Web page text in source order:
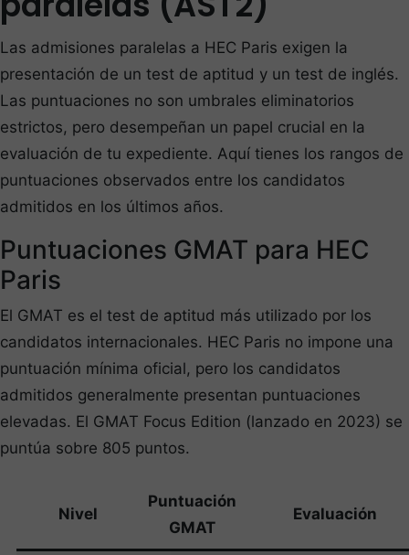
Las admisiones paralelas a HEC Paris exigen la
presentación de un test de aptitud y un test de inglés.
Las puntuaciones no son umbrales eliminatorios
estrictos, pero desempeñan un papel crucial en la
evaluación de tu expediente. Aquí tienes los rangos de
puntuaciones observados entre los candidatos
admitidos en los últimos años.
Puntuaciones GMAT para HEC
Paris
El GMAT es el test de aptitud más utilizado por los
candidatos internacionales. HEC Paris no impone una
puntuación mínima oficial, pero los candidatos
admitidos generalmente presentan puntuaciones
elevadas. El GMAT Focus Edition (lanzado en 2023) se
puntúa sobre 805 puntos.
Nivel
Puntuación
GMAT
Evaluación